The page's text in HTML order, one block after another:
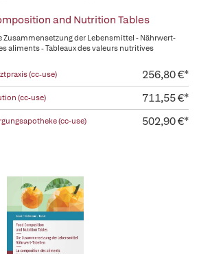
and Nutrition Tables
der Lebensmittel - Nährwert-
aliments - Tableaux des valeurs nutritives
(cc-use) 256,80 €*
(cc-use) 711,55 €*
(cc-use) 502,90 €*